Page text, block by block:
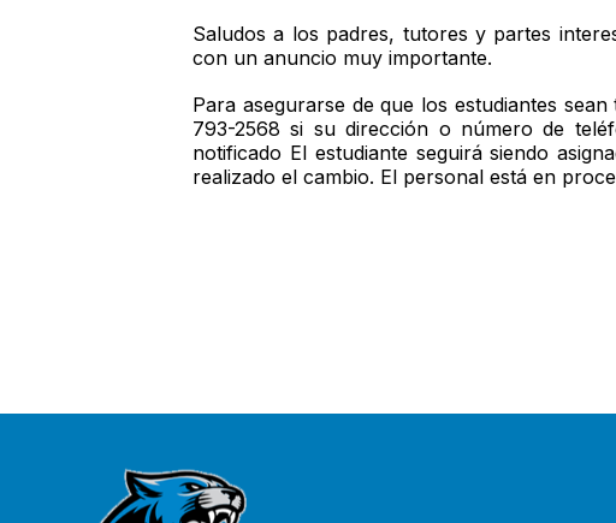
Saludos a los padres, tutores y partes
con un anuncio muy importante.
Para asegurarse de que los estudiantes
793-2568 si su dirección o número de
notificado El estudiante seguirá siendo
realizado el cambio. El personal está en